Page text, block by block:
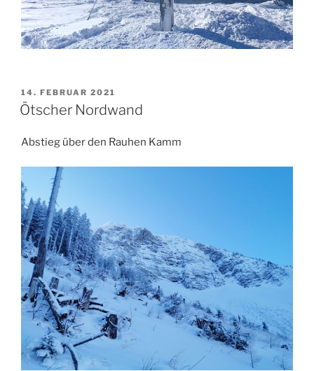
VERÖFFENTLICHT
AM
14. FEBRUAR 2021
Ötscher Nordwand
Abstieg über den Rauhen Kamm